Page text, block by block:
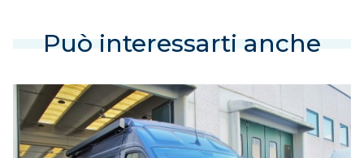
Può interessarti anche